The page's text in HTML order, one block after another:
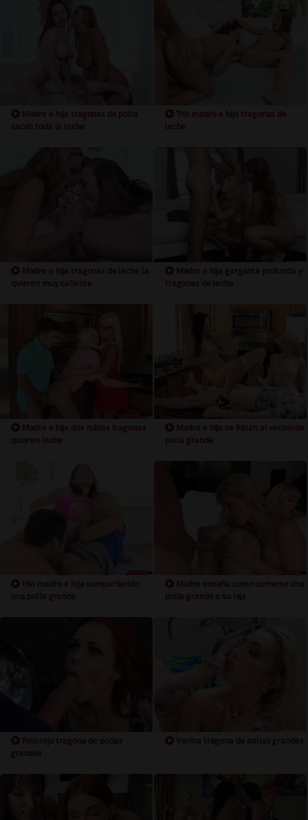
Madre e hija tragonas de polla
sacan toda la leche
Trio madre e hija tragonas de
leche
Madre e hija tragonas de leche la
quieren muy caliente
Madre e hija garganta profunda y
tragonas de leche
Madre e hija dos rubias tragonas
quieren leche
Madre e hija se follan al vecino de
polla grande
trio madre e hija compartiendo
una polla grande
Madre enseña como comerse una
polla grande a su hija
Pelirroja tragona de pollas
grandes
Vecina tragona de pollas grandes